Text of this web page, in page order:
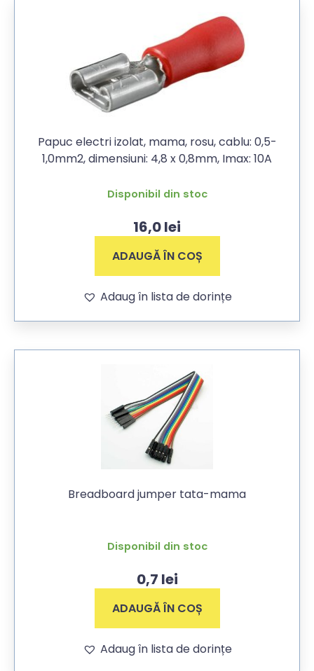
Papuc electri izolat, mama, rosu, cablu: 0,5-
1,0mm2, dimensiuni: 4,8 x 0,8mm, Imax: 10A
Disponibil din stoc
16,0lei
ADAUGĂ ÎN COȘ
Adaug în lista de dorințe
Breadboard jumper tata-mama
Disponibil din stoc
0,7 lei
ADAUGĂ ÎN COȘ
Adaug în lista de dorințe